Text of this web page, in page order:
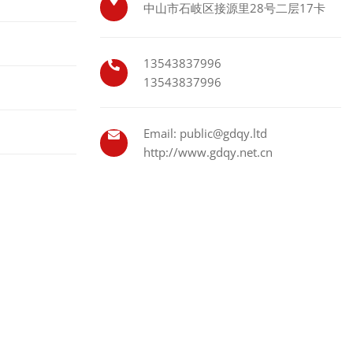
中山市石岐区接源里28号二层17卡
13543837996
13543837996
Email: public@gdqy.ltd
http://www.gdqy.net.cn